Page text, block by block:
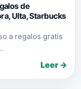
de
Ulta, Starbucks
a regalos gratis
Leer →